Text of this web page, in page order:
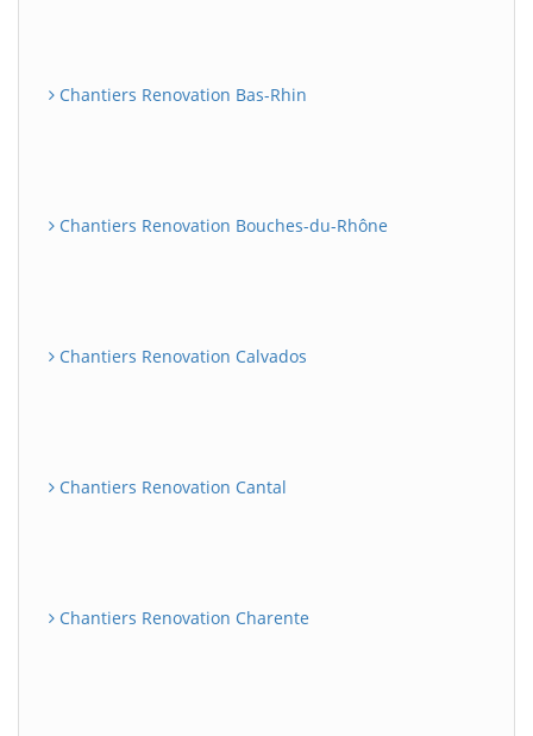
Chantiers Renovation Bas-Rhin
Chantiers Renovation Bouches-du-Rhône
Chantiers Renovation Calvados
Chantiers Renovation Cantal
Chantiers Renovation Charente